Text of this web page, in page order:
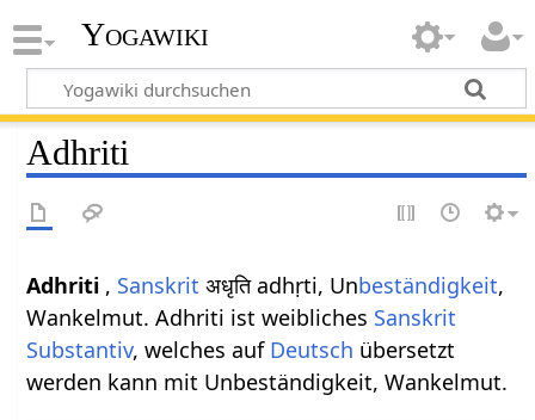
Yogawiki
Adhriti
Adhriti , Sanskrit अधृति adhṛti, Unbeständigkeit,
Wankelmut. Adhriti ist weibliches Sanskrit
Substantiv, welches auf Deutsch übersetzt
werden kann mit Unbeständigkeit, Wankelmut.